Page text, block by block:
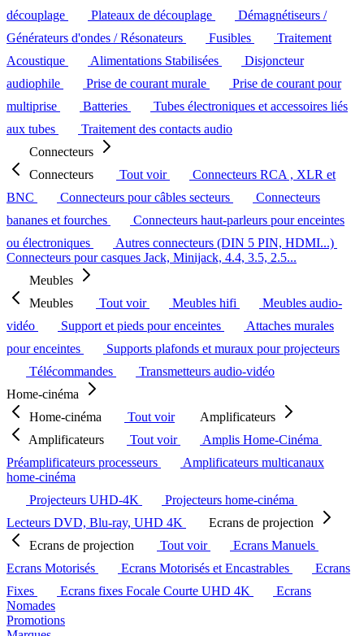
découplage
Plateaux de découplage
Démagnétiseurs /
Générateurs d'ondes / Résonateurs
Fusibles
Traitement
Acoustique
Alimentations Stabilisées
Disjoncteur
audiophile
Prise de courant murale
Prise de courant pour
multiprise
Batteries
Tubes électroniques et accessoires liés
aux tubes
Traitement des contacts audio
Connecteurs
Connecteurs
Tout voir
Connecteurs RCA , XLR et
BNC
Connecteurs pour câbles secteurs
Connecteurs
bananes et fourches
Connecteurs haut-parleurs pour enceintes
ou électroniques
Autres connecteurs (DIN 5 PIN, HDMI...)
Connecteurs pour casques Jack, Minijack, 4.4, 3.5, 2.5...
Meubles
Meubles
Tout voir Meubles hifi
Meubles audio-
vidéo
Support et pieds pour enceintes
Attaches murales
pour enceintes
Supports plafonds et muraux pour projecteurs
Télécommandes
Transmetteurs audio-vidéo
Home-cinéma
Home-cinéma
Tout voir
Amplificateurs
Amplificateurs
Tout voir
Amplis Home-Cinéma
Préamplificateurs processeurs
Amplificateurs multicanaux
home-cinéma
Projecteurs UHD-4K
Projecteurs home-cinéma
Lecteurs DVD, Blu-ray, UHD 4K
Ecrans de projection
Ecrans de projection
Tout voir
Ecrans Manuels
Ecrans Motorisés
Ecrans Motorisés et Encastrables
Ecrans
Fixes
Ecrans fixes Focale Courte UHD 4K
Ecrans
Nomades
Promotions